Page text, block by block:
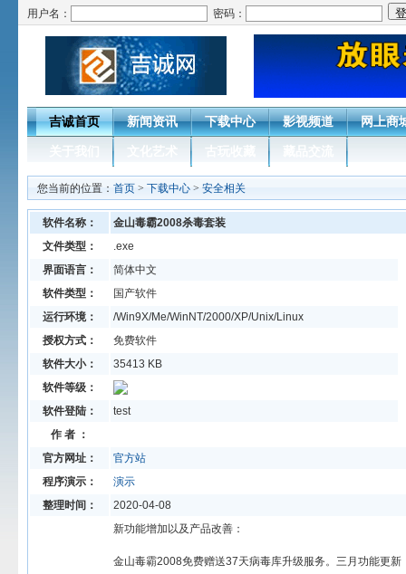
用户名： 密码：
吉诚首页 新闻资讯 下载中心 影视频道 网上商
关于我们 文化艺术 古玩收藏 藏品交流
您当前的位置： 首页 > 下载中心 > 安全相关
软件名称：
金山毒霸2008杀毒套装
文件类型：
.exe
界面语言：
简体中文
软件类型：
国产软件
运行环境：
/Win9X/Me/WinNT/2000/XP/Unix/Linux
授权方式：
免费软件
软件大小：
35413 KB
软件等级：
软件登陆：
test
作 者 ：
官方网址：
官方站
程序演示：
演示
整理时间：
2020-04-08
新功能增加以及产品改善：
金山毒霸2008免费赠送37天病毒库升级服务。三月功能更新